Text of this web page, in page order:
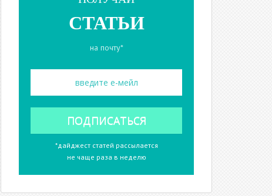
СТАТЬИ
на почту*
*дайджест статей рассылается
не чаще раза в неделю